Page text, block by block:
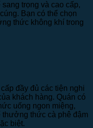
trọng và cao cấp,
Bạn có thể chọn
thức không khí trong
đầy đủ các tiện nghi
khách hàng. Quán có
uống ngon miệng,
thưởng thức cà phê đậm
biệt.